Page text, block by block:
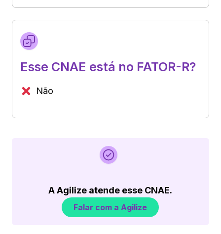
Esse CNAE está no FATOR-R?
Não
A Agilize atende esse CNAE.
Falar com a Agilize